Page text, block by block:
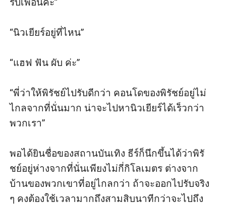
“นิวเยียร์อยู่ที่ไหน”
“แฮฟ ฟัน ผับ ค่ะ”
“พี่ว่าให้พิรัชย์ไปรับดีกว่า คอนโดของพิรัชย์อยู่ไม่
ไกลจากที่นั่นมาก น่าจะไปหานิวเยียร์ได้เร็วกว่า
พวกเรา”
พอได้ยินชื่อของสถานบันเทิง ธีร์ก็นึกขึ้นได้ว่าพิรั
ชย์อยู่ห่างจากที่นั่นเพียงไม่กี่กิโลเมตร ต่างจาก
บ้านของพวกเขาที่อยู่ไกลกว่า ถ้าจะออกไปรับจริง
ๆ คงต้องใช้เวลามากถึงสามสิบนาทีกว่าจะไปถึง